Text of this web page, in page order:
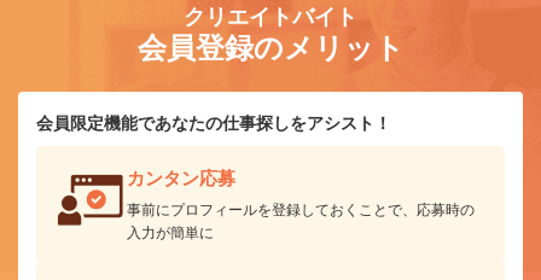
クリエイトバイト
会員登録のメリット
会員限定機能であなたの仕事探しをアシスト！
カンタン応募
事前にプロフィールを登録しておくことで、応募時の
入力が簡単に